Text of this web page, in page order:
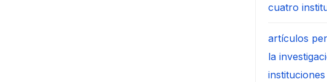
cuatro
artículos
la
instituciones